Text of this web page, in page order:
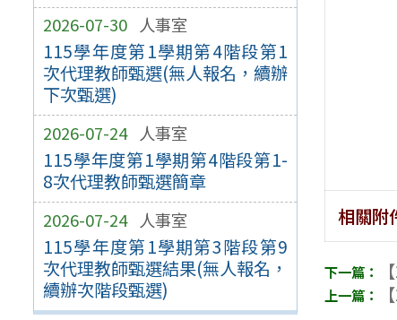
2026-07-30 人事室
115學年度第1學期第4階段第1
次代理教師甄選(無人報名，續辦
下次甄選)
2026-07-24 人事室
115學年度第1學期第4階段第1-
8次代理教師甄選簡章
2026-07-24 人事室
115學年度第1學期第3階段第9
次代理教師甄選結果(無人報名，
續辦次階段甄選)
相關附